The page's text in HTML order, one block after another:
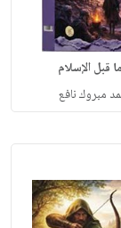
قبل الإسلام
مبروك نافع